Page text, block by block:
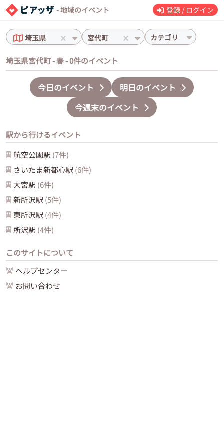
- 地域のイベント 登録 / ログイン
埼玉県 宮代町 カテゴリ
埼玉県宮代町 - 春 - 0件のイベント
今日のイベント
明日のイベント
今週末のイベント
駅から行けるイベント
航空公園駅 (7件)
さいたま新都心駅 (6件)
大宮駅 (6件)
新所沢駅 (5件)
東所沢駅 (4件)
所沢駅 (4件)
このサイトについて
ヘルプセンター
お問い合わせ